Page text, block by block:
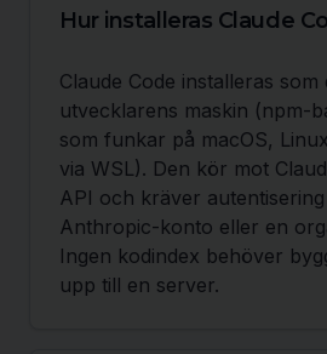
Hur installeras Claude
Claude Code installeras
utvecklarens maskin (npm-
som funkar på macOS,
via WSL). Den kör mot
API och kräver
Anthropic-konto eller en
Ingen kodindex behöver
upp till en server.